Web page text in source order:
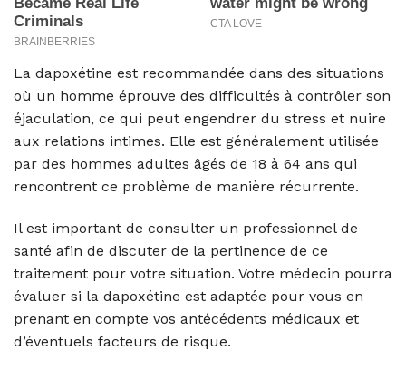
La dapoxétine est recommandée dans des situations
où un homme éprouve des difficultés à contrôler son
éjaculation, ce qui peut engendrer du stress et nuire
aux relations intimes. Elle est généralement utilisée
par des hommes adultes âgés de 18 à 64 ans qui
rencontrent ce problème de manière récurrente.
Il est important de consulter un professionnel de
santé afin de discuter de la pertinence de ce
traitement pour votre situation. Votre médecin pourra
évaluer si la dapoxétine est adaptée pour vous en
prenant en compte vos antécédents médicaux et
d’éventuels facteurs de risque.